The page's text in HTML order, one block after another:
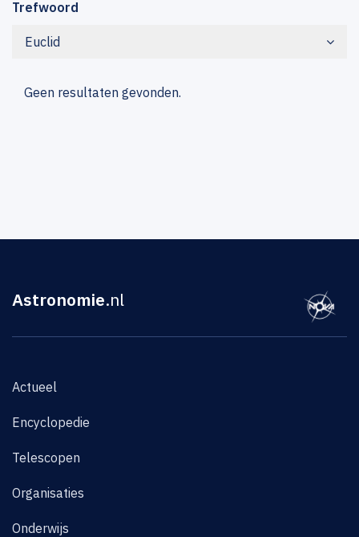
Trefwoord
Euclid
Geen resultaten gevonden.
Astronomie.nl
Actueel
Encyclopedie
Telescopen
Organisaties
Onderwijs